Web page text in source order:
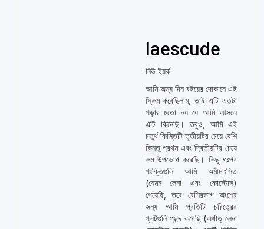
laescude
নিউ ইয়র্ক
আমি অন্য দিন বইয়ের দোকানে এই
স্কিম করেছিলাম, তাই এটি এতটা
পড়ার মতো নয় যে আমি আসলে
এটি কিনেছি। তবুও, আমি এই
চতুর্থ কিস্তিটি তৃতীয়টির চেয়ে বেশি
কিন্তু প্রথম এবং দ্বিতীয়টির চেয়ে
কম উপভোগ করেছি। কিছু গল্পের
পংক্তিগুলি আমি অমীমাংসিত
(যেমন লেনা এবং কোস্টোস)
পেয়েছি, তবে বেশিরভাগ অংশের
জন্য আমি প্রতিটি চরিত্রের
প্লটগুলি পছন্দ করেছি (অর্থাত্ লেনা